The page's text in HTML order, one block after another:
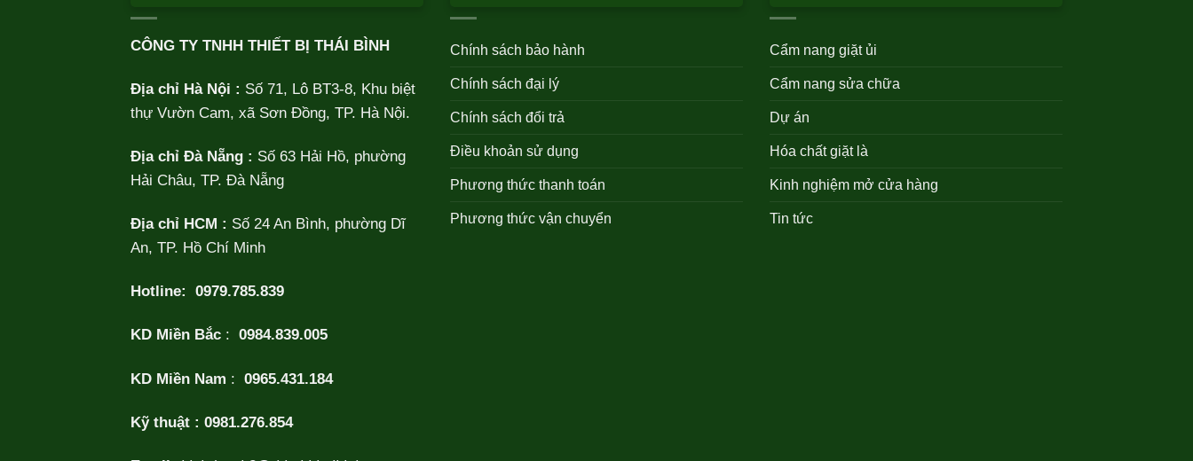
CÔNG TY TNHH THIẾT BỊ THÁI BÌNH
Địa chỉ Hà Nội : Số 71, Lô BT3-8, Khu biệt
thự Vườn Cam, xã Sơn Đồng, TP. Hà Nội.
Địa chỉ Đà Nẵng : Số 63 Hải Hồ, phường
Hải Châu, TP. Đà Nẵng
Địa chỉ HCM : Số 24 An Bình, phường Dĩ
An, TP. Hồ Chí Minh
Hotline: 0979.785.839
KD Miền Bắc : 0984.839.005
KD Miền Nam : 0965.431.184
Kỹ thuật : 0981.276.854
Chính sách bảo hành
Chính sách đại lý
Chính sách đổi trả
Điều khoản sử dụng
Phương thức thanh toán
Phương thức vận chuyển
Cẩm nang giặt ủi
Cẩm nang sửa chữa
Dự án
Hóa chất giặt là
Kinh nghiệm mở cửa hàng
Tin tức